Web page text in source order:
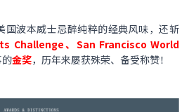
波本威士忌醉纯粹的经典风味，还斩
Challenge、San Francisco World
金奖，历年来屡获殊荣、备受称赞！